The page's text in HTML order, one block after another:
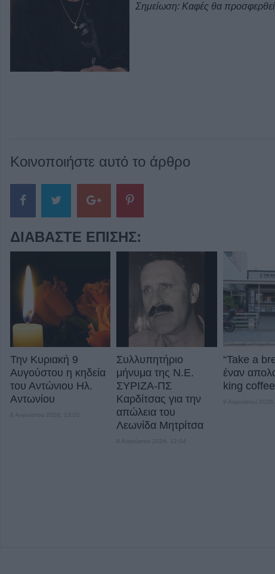
Σημείωση: Καφές θα
Κοινοποιήστε αυτό το άρθρο
ΔΙΑΒΆΣΤΕ ΕΠΊΣΗΣ:
Την Κυριακή 9
Αυγούστου η κηδεία
του Αντώνιου Ηλ.
Αντωνίου
8 Αυγούστου 2026, 13:02
Συλλυπητήριο
μήνυμα της Ν.Ε.
ΣΥΡΙΖΑ-ΠΣ
Καρδίτσας για την
απώλεια του
Λεωνίδα Μητρίτσα
8 Αυγούστου 2026, 12:04
“Take a
έναν
king
8 Αυγούστου